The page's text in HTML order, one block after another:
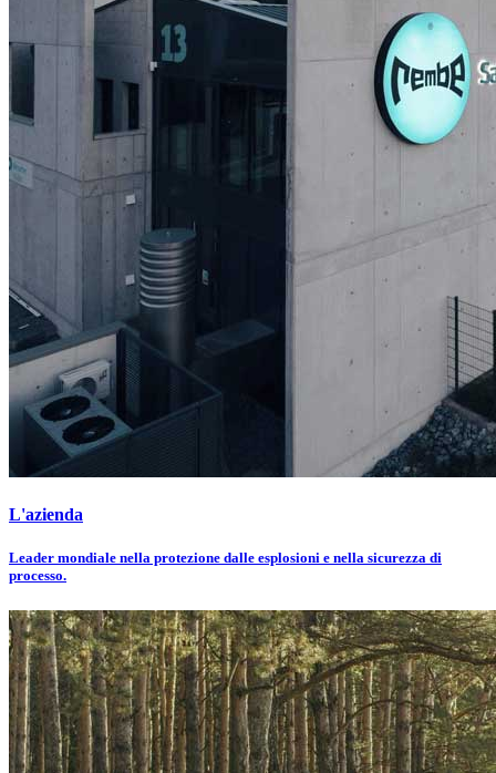
L'azienda
Leader mondiale nella protezione dalle esplosioni e nella sicurezza di
processo.